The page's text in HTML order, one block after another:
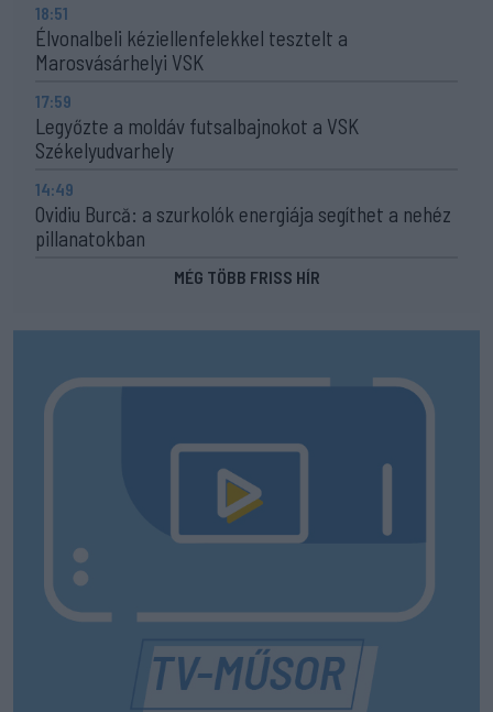
18:51
Élvonalbeli kéziellenfelekkel tesztelt a
Marosvásárhelyi VSK
17:59
Legyőzte a moldáv futsalbajnokot a VSK
Székelyudvarhely
14:49
Ovidiu Burcă: a szurkolók energiája segíthet a nehéz
pillanatokban
MÉG TÖBB FRISS HÍR